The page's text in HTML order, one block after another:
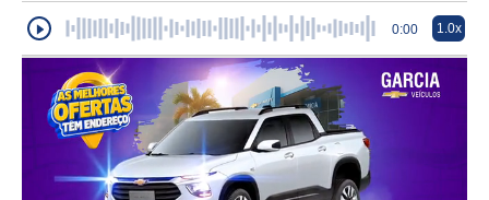
0:00 1.0x